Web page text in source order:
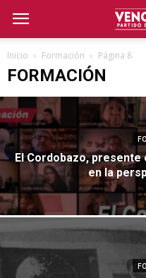
Inicio Formación Página 8
FORMACIÓN
El Cordobazo, presente
en la